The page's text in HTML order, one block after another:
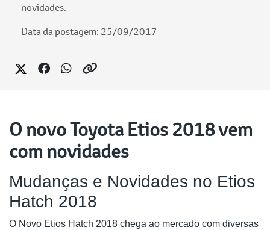
novidades.
Data da postagem: 25/09/2017
O novo Toyota Etios 2018 vem
com novidades
Mudanças e Novidades no Etios
Hatch 2018
O Novo Etios Hatch 2018 chega ao mercado com diversas